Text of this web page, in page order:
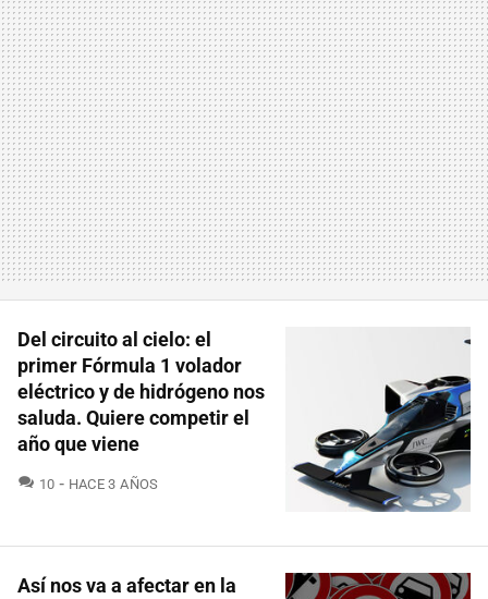
Del circuito al cielo: el
primer Fórmula 1 volador
eléctrico y de hidrógeno nos
saluda. Quiere competir el
año que viene
10 COMENTARIOS
HACE 3 AÑOS
Así nos va a afectar en la